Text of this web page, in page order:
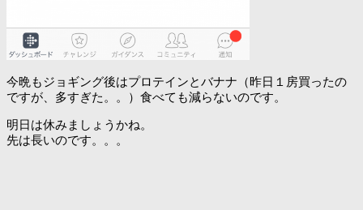
今晩もジョギング後はプロテインとバナナ（昨日１房買ったの
ですが、多すぎた。。）食べても減らないのです。
明日は休みましょうかね。
先は長いのです。。。